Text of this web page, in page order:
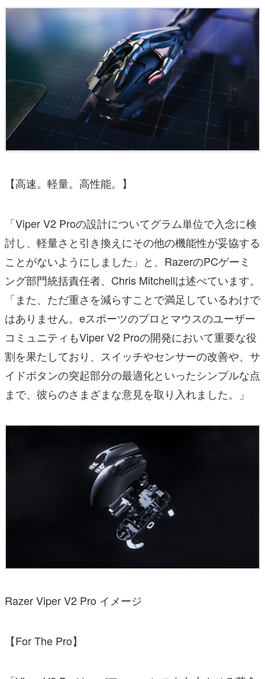
【高速。軽量。高性能。】
「Viper V2 Proの設計についてグラム単位で入念に検
討し、軽量さと引き換えにその他の機能性が妥協する
ことがないようにしました」と、RazerのPCゲーミ
ング部門統括責任者、Chris Mitchellは述べています。
「また、ただ重さを減らすことで満足しているわけで
はありません。eスポーツのプロとマウスのユーザー
コミュニティもViper V2 Proの開発において重要な役
割を果たしており、スイッチやセンサーの改善や、サ
イドボタンの突起部分の最適化といったシンプルな点
まで、彼らのさまざまな意見を取り入れました。」
Razer Viper V2 Pro イメージ
【For The Pro】